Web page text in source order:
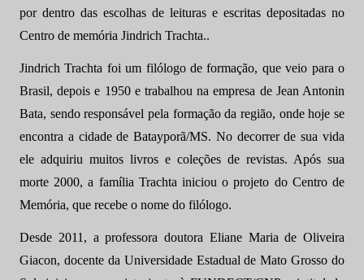
por dentro das escolhas de leituras e escritas depositadas no
Centro de memória Jindrich Trachta..
Jindrich Trachta foi um filólogo de formação, que veio para o
Brasil, depois e 1950 e trabalhou na empresa de Jean Antonin
Bata, sendo responsável pela formação da região, onde hoje se
encontra a cidade de Batayporã/MS. No decorrer de sua vida
ele adquiriu muitos livros e coleções de revistas. Após sua
morte 2000, a família Trachta iniciou o projeto do Centro de
Memória, que recebe o nome do filólogo.
Desde 2011, a professora doutora Eliane Maria de Oliveira
Giacon, docente da Universidade Estadual de Mato Grosso do